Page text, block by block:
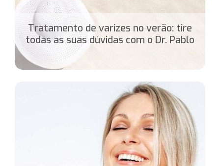
Tratamento de varizes no verão: tire
todas as suas dúvidas com o Dr. Pablo